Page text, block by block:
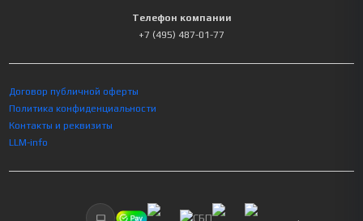
Телефон компании
+7 (495) 487-01-77
Договор публичной оферты
Политика конфиденциальности
Контакты и реквизиты
LLM-info